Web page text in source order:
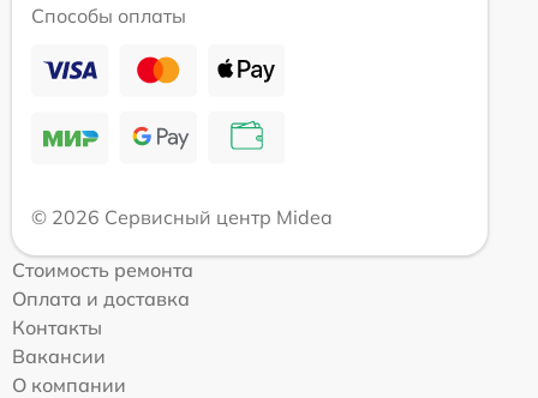
Способы оплаты
© 2026 Сервисный центр Midea
Стоимость ремонта
Оплата и доставка
Контакты
Вакансии
О компании